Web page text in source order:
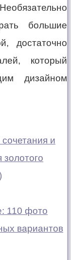
большие
достаточно
который
дизайном
и
110 фото
вариантов